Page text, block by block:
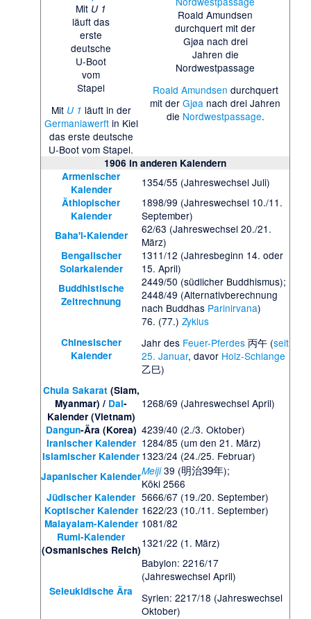
Mit U 1
läuft das
erste
deutsche
U-Boot
vom
Stapel
Mit U 1 läuft in der
Germaniawerftin Kiel
das erste deutsche
U-Boot vom Stapel.
Roald Amundsen
durchquert mit der
Gjøa nach drei
Jahren die
Nordwestpassage
Roald Amundsen durchquert
mit derGjøa nach drei Jahren
die Nordwestpassage.
1906 in anderen Kalendern
Armenischer
Kalender
1354/55 (Jahreswechsel Juli)
Äthiopischer
Kalender
1898/99 (Jahreswechsel 10./11.
September)
Baha'i-Kalender
62/63 (Jahreswechsel 20./21.
März)
Bengalischer
Solarkalender
1311/12 (Jahresbeginn 14. oder
15. April)
Buddhistische
Zeitrechnung
2449/50 (südlicher Buddhismus);
2448/49 (Alternativberechnung
nach Buddhas Parinirvana)
Chinesischer
Kalender
76. (77.) Zyklus
Jahr des Feuer-Pferdes丙午 (seit
25. Januar, davor Holz-Schlange
乙巳)
Chula Sakarat(Siam,
Myanmar) / Dai-
Kalender (Vietnam)
1268/69 (Jahreswechsel April)
Dangun-Ära (Korea) 4239/40 (2./3. Oktober)
Iranischer Kalender 1284/85 (um den 21. März)
Islamischer Kalender 1323/24 (24./25. Februar)
Japanischer KalenderMeiji39 (明治39年);
Kōki 2566
Jüdischer Kalender 5666/67 (19./20. September)
Koptischer Kalender 1622/23 (10./11. September)
Malayalam-Kalender 1081/82
Rumi-Kalender
(Osmanisches Reich)
1321/22 (1. März)
Seleukidische Ära
Babylon: 2216/17
(Jahreswechsel April)
Syrien: 2217/18 (Jahreswechsel
Oktober)